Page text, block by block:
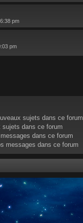
pm
pm
sujets dans ce forum
sujets dans ce forum
dans ce forum
messages dans ce forum